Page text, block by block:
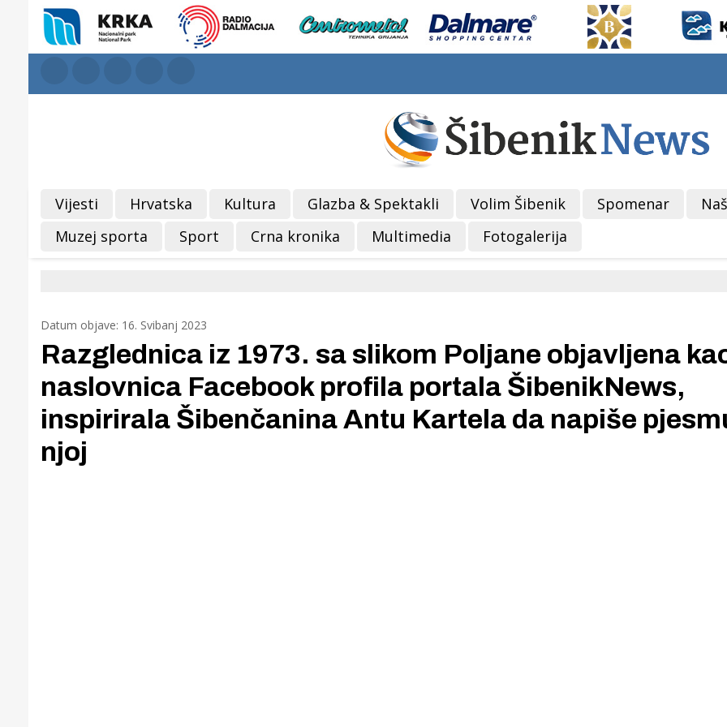
Vijesti Hrvatska Kultura Glazba & Spektakli Volim Šibenik Spomenar
Muzej sporta
Sport Crna kronika Multimedia Fotogalerija
Datum objave: 16. Svibanj 2023
Razglednica iz 1973. sa slikom Poljane objavljena
naslovnica Facebook profila portala ŠibenikNews,
inspirirala Šibenčanina Antu Kartela da napiše
njoj